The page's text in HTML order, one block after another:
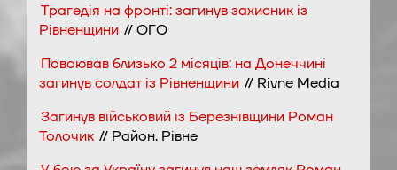
Трагедія на фронті: загинув захисник із
Рівненщини // ОГО
Повоював близько 2 місяців: на Донеччині
загинув солдат із Рівненщини // Rivne Media
Загинув військовий із Березнівщини Роман
Толочик // Район. Рівне